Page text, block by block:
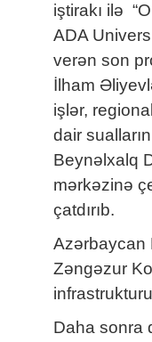
iştirakı ilə
ADA
verən son
İlham
işlər,
dair
Beynəlxalq
mərkəzinə
çatdırıb.
Azərbaycan
Zəngəzur
Daha sonra